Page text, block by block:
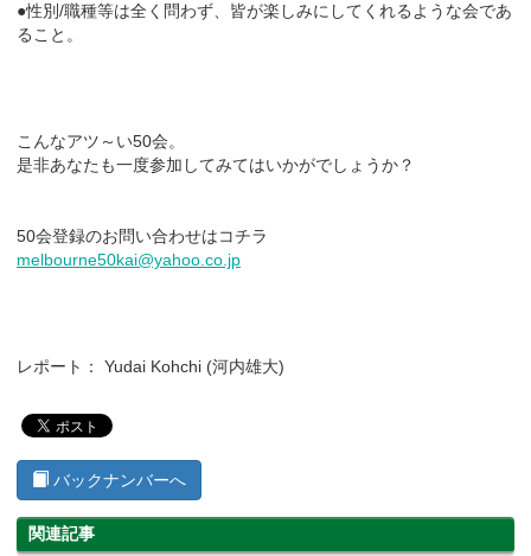
●性別/職種等は全く問わず、皆が楽しみにしてくれるような会であ
ること。
こんなアツ～い50会。
是非あなたも一度参加してみてはいかがでしょうか？
50会登録のお問い合わせはコチラ
melbourne50kai@yahoo.co.jp
レポート： Yudai Kohchi (河内雄大)
バックナンバーへ
関連記事